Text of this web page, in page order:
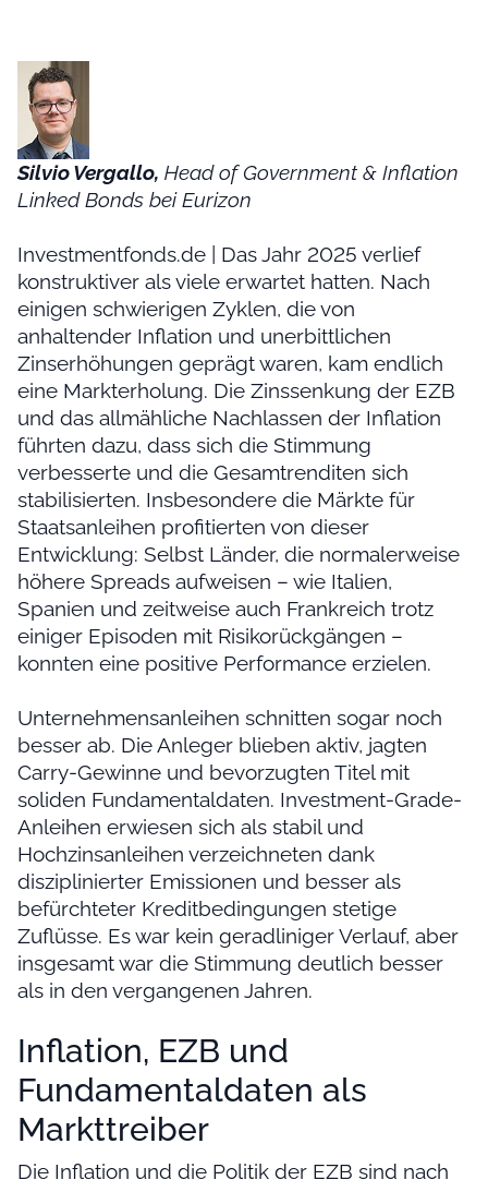
Silvio Vergallo, Head of Government & Inflation
Linked Bonds bei Eurizon
Investmentfonds.de | Das Jahr 2025 verlief
konstruktiver als viele erwartet hatten. Nach
einigen schwierigen Zyklen, die von
anhaltender Inflation und unerbittlichen
Zinserhöhungen geprägt waren, kam endlich
eine Markterholung. Die Zinssenkung der EZB
und das allmähliche Nachlassen der Inflation
führten dazu, dass sich die Stimmung
verbesserte und die Gesamtrenditen sich
stabilisierten. Insbesondere die Märkte für
Staatsanleihen profitierten von dieser
Entwicklung: Selbst Länder, die normalerweise
höhere Spreads aufweisen – wie Italien,
Spanien und zeitweise auch Frankreich trotz
einiger Episoden mit Risikorückgängen –
konnten eine positive Performance erzielen.
Unternehmensanleihen schnitten sogar noch
besser ab. Die Anleger blieben aktiv, jagten
Carry-Gewinne und bevorzugten Titel mit
soliden Fundamentaldaten. Investment-Grade-
Anleihen erwiesen sich als stabil und
Hochzinsanleihen verzeichneten dank
disziplinierter Emissionen und besser als
befürchteter Kreditbedingungen stetige
Zuflüsse. Es war kein geradliniger Verlauf, aber
insgesamt war die Stimmung deutlich besser
als in den vergangenen Jahren.
Inflation, EZB und
Fundamentaldaten als
Markttreiber
Die Inflation und die Politik der EZB sind nach